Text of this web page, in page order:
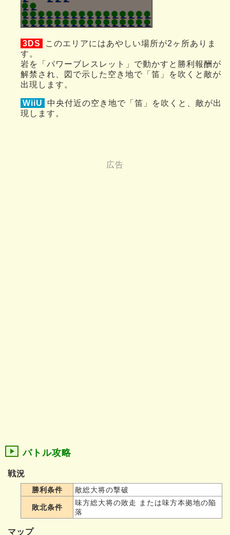
3DS
このエリアにはあやしい場所が2ヶ所ありま
す。
岩を「パワーブレスレット」で動かすと勝利報酬が
解禁され、図で示した空き地で「笛」を吹くと敵が
出現します。
WiiU
中央付近の空き地で「笛」を吹くと、敵が出
現します。
バトル攻略
戦況
勝利条件 敵総大将の撃破
敗北条件
味方総大将の敗走 または味方本拠地の陥
落
マップ